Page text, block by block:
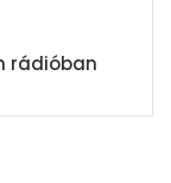
rádióban